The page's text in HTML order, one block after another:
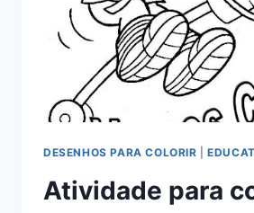
DESENHOS PARA COLORIR |
Atividade para